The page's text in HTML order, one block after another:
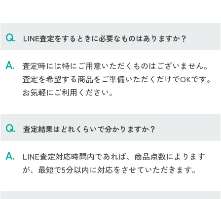
LINE査定をするときに必要なものはありますか？
査定時には特にご用意いただくものはございません。
査定を希望する商品をご準備いただくだけでOKです。
お気軽にご利用ください。
査定結果はどれくらいで分かりますか？
LINE査定対応時間内であれば、商品点数によります
が、最短で5分以内に対応をさせていただきます。